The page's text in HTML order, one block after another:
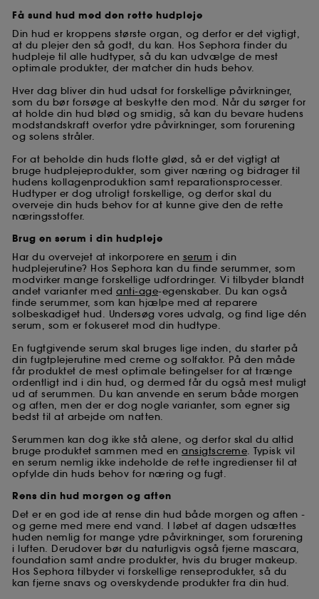
Få sund hud med den rette hudpleje
Din hud er kroppens største organ, og derfor er det vigtigt,
at du plejer den så godt, du kan. Hos Sephora finder du
hudpleje til alle hudtyper, så du kan udvælge de mest
optimale produkter, der matcher din huds behov.
Hver dag bliver din hud udsat for forskellige påvirkninger,
som du bør forsøge at beskytte den mod. Når du sørger for
at holde din hud blød og smidig, så kan du bevare hudens
modstandskraft overfor ydre påvirkninger, som forurening
og solens stråler.
For at beholde din huds flotte glød, så er det vigtigt at
bruge hudplejeprodukter, som giver næring og bidrager til
hudens kollagenproduktion samt reparationsprocesser.
Hudtyper er dog utroligt forskellige, og derfor skal du
overveje din huds behov for at kunne give den de rette
næringsstoffer.
Brug en serum i din hudpleje
Har du overvejet at inkorporere en serum i din
hudplejerutine? Hos Sephora kan du finde serummer, som
modvirker mange forskellige udfordringer. Vi tilbyder blandt
andet varianter med anti-age-egenskaber. Du kan også
finde serummer, som kan hjælpe med at reparere
solbeskadiget hud. Undersøg vores udvalg, og find lige dén
serum, som er fokuseret mod din hudtype.
En fugtgivende serum skal bruges lige inden, du starter på
din fugtplejerutine med creme og solfaktor. På den måde
får produktet de mest optimale betingelser for at trænge
ordentligt ind i din hud, og dermed får du også mest muligt
ud af serummen. Du kan anvende en serum både morgen
og aften, men der er dog nogle varianter, som egner sig
bedst til at arbejde om natten.
Serummen kan dog ikke stå alene, og derfor skal du altid
bruge produktet sammen med en ansigtscreme. Typisk vil
en serum nemlig ikke indeholde de rette ingredienser til at
opfylde din huds behov for næring og fugt.
Rens din hud morgen og aften
Det er en god ide at rense din hud både morgen og aften -
og gerne med mere end vand. I løbet af dagen udsættes
huden nemlig for mange ydre påvirkninger, som forurening
i luften. Derudover bør du naturligvis også fjerne mascara,
foundation samt andre produkter, hvis du bruger makeup.
Hos Sephora tilbyder vi forskellige renseprodukter, så du
kan fjerne snavs og overskydende produkter fra din hud.